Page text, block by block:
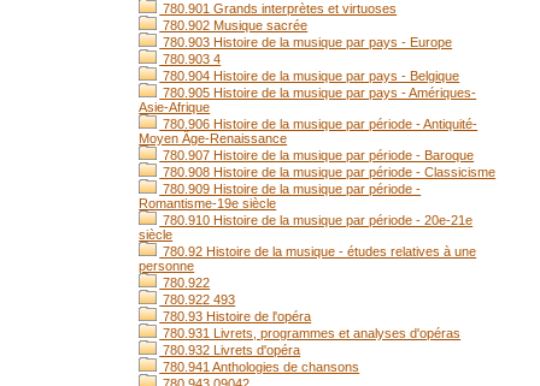
780.901 Grands interprètes et virtuoses
780.902 Musique sacrée
780.903 Histoire de la musique par pays - Europe
780.903 4
780.904 Histoire de la musique par pays - Belgique
780.905 Histoire de la musique par pays - Amériques-
Asie-Afrique
780.906 Histoire de la musique par période - Antiquité-
Moyen Âge-Renaissance
780.907 Histoire de la musique par période - Baroque
780.908 Histoire de la musique par période - Classicisme
780.909 Histoire de la musique par période -
Romantisme-19e siècle
780.910 Histoire de la musique par période - 20e-21e
siècle
780.92 Histoire de la musique - études relatives à une
personne
780.922
780.922 493
780.93 Histoire de l'opéra
780.931 Livrets, programmes et analyses d'opéras
780.932 Livrets d'opéra
780.941 Anthologies de chansons